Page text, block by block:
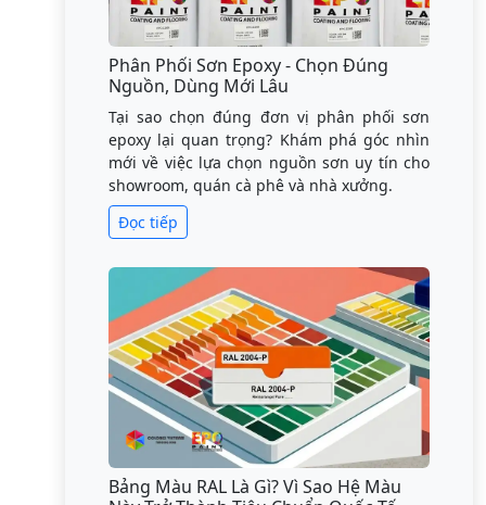
Phân Phối Sơn Epoxy - Chọn Đúng
Nguồn, Dùng Mới Lâu
Tại sao chọn đúng đơn vị phân phối sơn
epoxy lại quan trọng? Khám phá góc nhìn
mới về việc lựa chọn nguồn sơn uy tín cho
showroom, quán cà phê và nhà xưởng.
Đọc tiếp
Bảng Màu RAL Là Gì? Vì Sao Hệ Màu